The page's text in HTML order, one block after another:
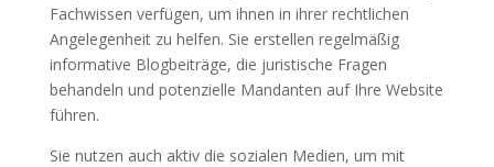
Fachwissen verfügen, um ihnen in ihrer rechtlichen
Angelegenheit zu helfen. Sie erstellen regelmäßig
informative Blogbeiträge, die juristische Fragen
behandeln und potenzielle Mandanten auf Ihre Website
führen.
Sie nutzen auch aktiv die sozialen Medien, um mit